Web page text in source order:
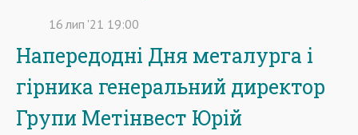
16 лип '21 19:00
Напередодні Дня металурга і
гірника генеральний директор
Групи Метінвест Юрій